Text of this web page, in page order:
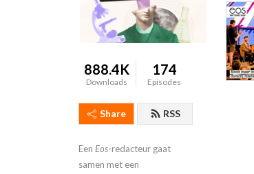
888.4K
Downloads
174
Episodes
Share RSS
Een Eos-redacteur gaat
samen met een